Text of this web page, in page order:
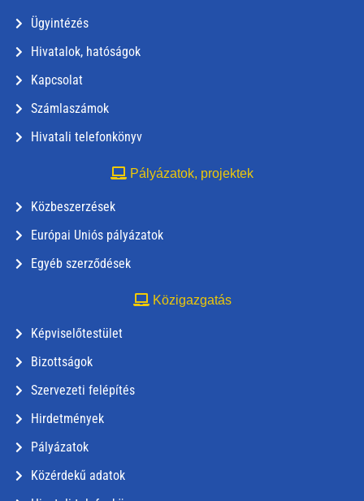
Ügyintézés
Hivatalok, hatóságok
Kapcsolat
Számlaszámok
Hivatali telefonkönyv
Pályázatok, projektek
Közbeszerzések
Európai Uniós pályázatok
Egyéb szerződések
Közigazgatás
Képviselőtestület
Bizottságok
Szervezeti felépítés
Hirdetmények
Pályázatok
Közérdekű adatok